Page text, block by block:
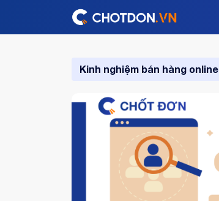
Kinh nghiệm bán hàng online